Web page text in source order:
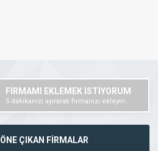
FİRMAMI EKLEMEK İSTİYORUM
5 dakikanızı ayırarak firmanızı ekleyin..
ÖNE ÇIKAN FİRMALAR